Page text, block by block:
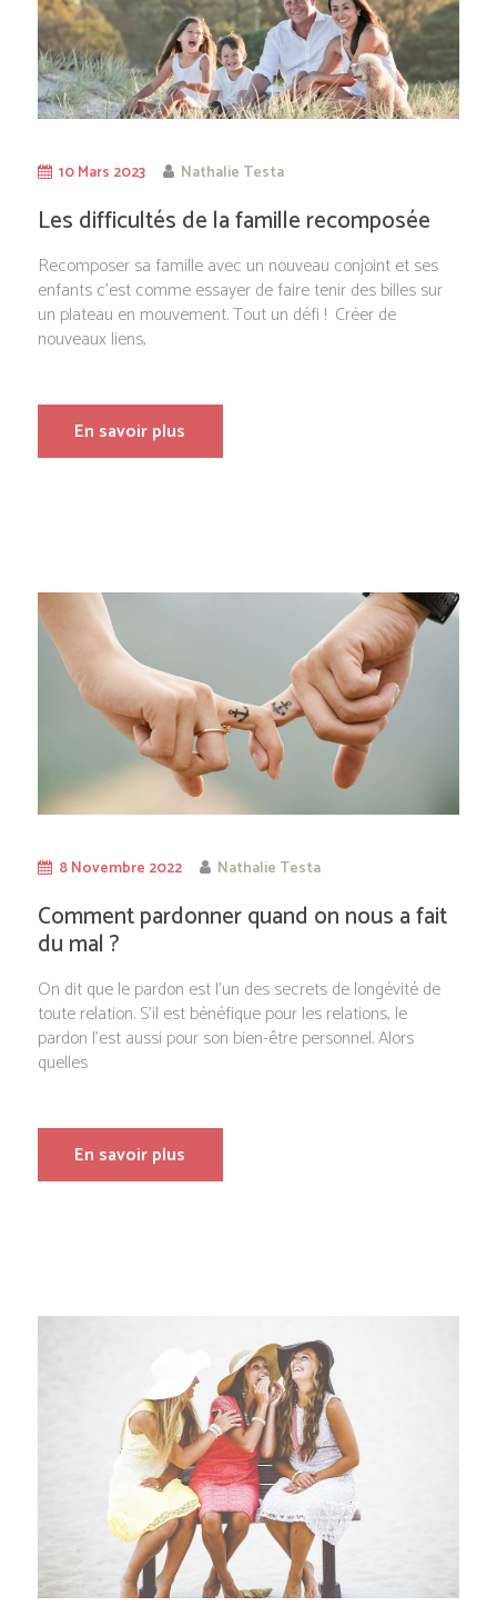
10 Mars 2023 Nathalie Testa
Les difficultés de la famille recomposée
Recomposer sa famille avec un nouveau conjoint et ses
enfants c’est comme essayer de faire tenir des billes sur
un plateau en mouvement. Tout un défi ! Créer de
nouveaux liens,
En savoir plus
8 Novembre 2022 Nathalie Testa
Comment pardonner quand on nous a fait
du mal ?
On dit que le pardon est l’un des secrets de longévité de
toute relation. S’il est bénéfique pour les relations, le
pardon l’est aussi pour son bien-être personnel. Alors
quelles
En savoir plus